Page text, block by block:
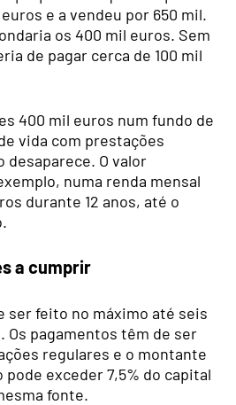
e a vendeu por 650 mil.
os 400 mil euros. Sem
de pagar cerca de 100 mil
400 mil euros num fundo de
vida com prestações
O valor
numa renda mensal
durante 12 anos, até o
a cumprir
ser feito no máximo até seis
Os pagamentos têm de ser
regulares e o montante
pode exceder 7,5% do capital
fonte.